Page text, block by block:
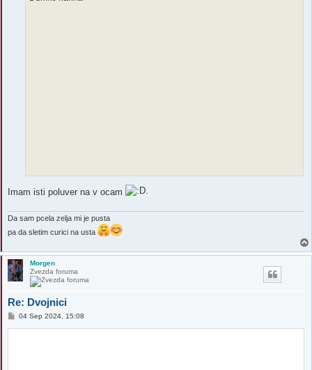
Imam isti poluver na v ocam
Da sam pcela zelja mi je pusta
pa da sletim curici na usta
Morgen
Zvezda foruma
Re: Dvojnici
P04 Sep 2024, 15:08